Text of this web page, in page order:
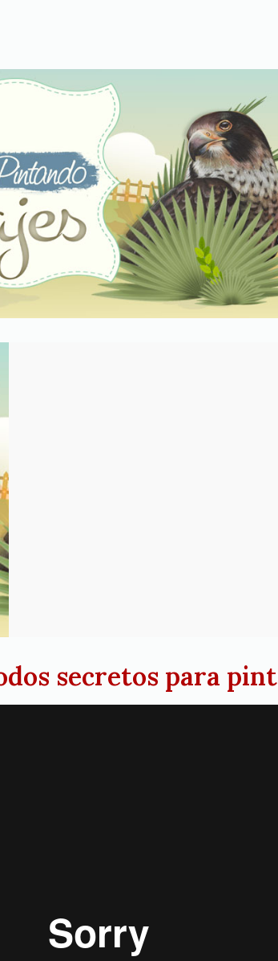
secretos para